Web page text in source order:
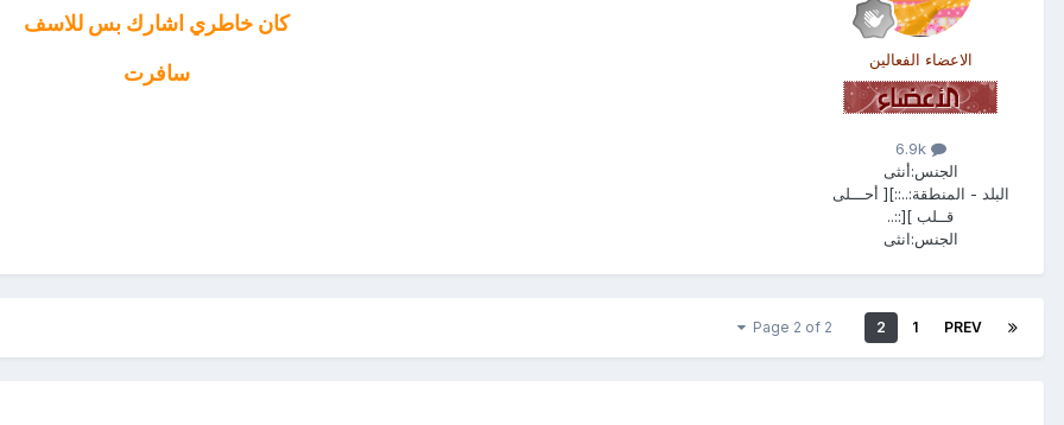
الاعضاء الفعالين
6.9k
الجنس:أنثى
البلد - المنطقة:..::][ أحـــلى
قــلب ][::..
الجنس:انثى
كان خاطري اشارك بس للاسف
سافرت
PREV
1
2
Page 2 of 2